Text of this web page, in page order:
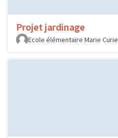
Projet jardinage
Ecole élémentaire Marie Curie